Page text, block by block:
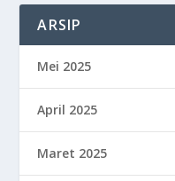
ARSIP
Mei 2025
April 2025
Maret 2025